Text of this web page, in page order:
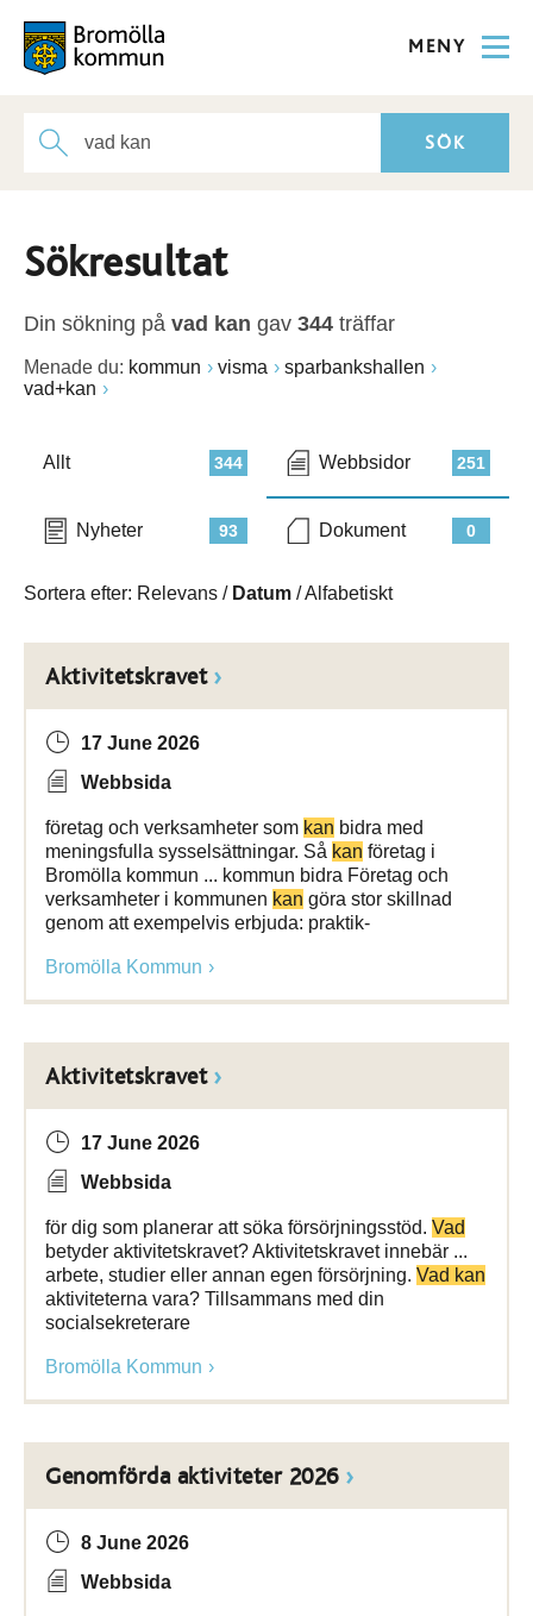
MENY
Sökresultat
Din sökning på vad kan gav 344 träffar
Menade du: kommun visma
sparbankshallen
vad+kan
344
Allt 251
Webbsidor
93
Nyheter 0
Dokument
Sortera efter: Relevans / Datum /Alfabetiskt
Aktivitetskravet
17 June 2026
Webbsida
företag och verksamheter som kan bidra med
meningsfulla sysselsättningar. Så kan företag i
Bromölla kommun ... kommun bidra Företag och
verksamheter i kommunen kan göra stor skillnad
genom att exempelvis erbjuda: praktik-
Bromölla Kommun
Aktivitetskravet
17 June 2026
Webbsida
för dig som planerar att söka försörjningsstöd. Vad
betyder aktivitetskravet? Aktivitetskravet innebär ...
arbete, studier eller annan egen försörjning. Vad kan
aktiviteterna vara? Tillsammans med din
socialsekreterare
Bromölla Kommun
Genomförda aktiviteter 2026
8 June 2026
Webbsida